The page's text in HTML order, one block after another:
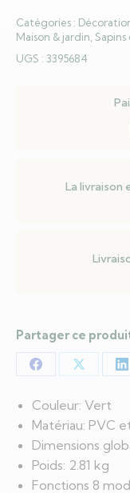
Couleur: Vert
Matériau: PVC
Dimensions
Poids: 2.81 kg
Fonctions 8
de
Noël
artificiel
Catégories :
Maison & jardin
UGS : 3395684
La livraison
Partager ce
Partager
sur
Facebook
Partager
sur
X